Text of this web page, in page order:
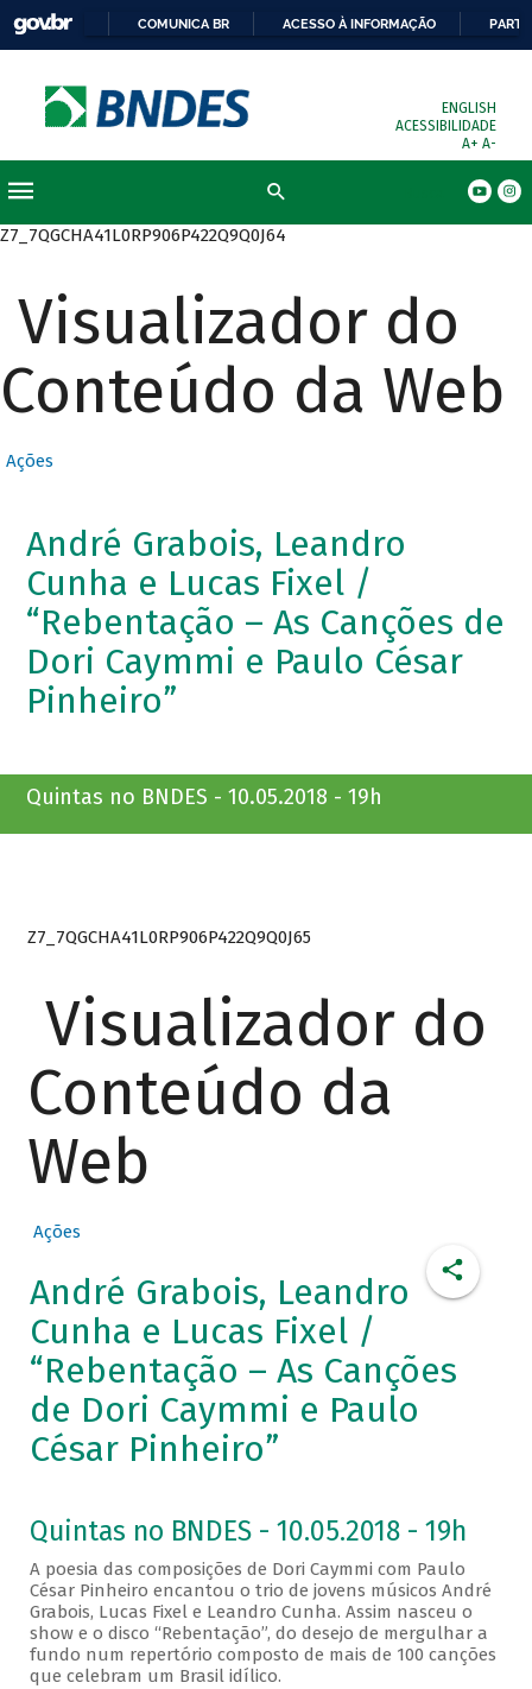
COMUNICA BR ACESSO À INFORMAÇÃO
ENGLISH
ACESSIBILIDADE
A+ A-
Z7_7QGCHA41L0RP906P422Q9Q0J64
Visualizador do
Conteúdo da Web
Ações
André Grabois, Leandro
Cunha e Lucas Fixel /
“Rebentação – As Canções de
Dori Caymmi e Paulo César
Pinheiro”
Quintas no BNDES - 10.05.2018 - 19h
Z7_7QGCHA41L0RP906P422Q9Q0J65
Visualizador do
Conteúdo da
Web
Ações
André Grabois, Leandro
Cunha e Lucas Fixel /
“Rebentação – As Canções
de Dori Caymmi e Paulo
César Pinheiro”
Quintas no BNDES - 10.05.2018 - 19h
A poesia das composições de Dori Caymmi com Paulo
César Pinheiro encantou o trio de jovens músicos André
Grabois, Lucas Fixel e Leandro Cunha. Assim nasceu o
show e o disco “Rebentação”, do desejo de mergulhar a
fundo num repertório composto de mais de 100 canções
que celebram um Brasil idílico.